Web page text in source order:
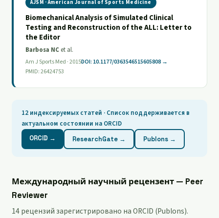
AJSM · American Journal of Sports Medicine
Biomechanical Analysis of Simulated Clinical
Testing and Reconstruction of the ALL: Letter to
the Editor
Barbosa NC et al.
Am J Sports Med · 2015DOI: 10.1177/0363546515605808 →
PMID: 26424753
12 индексируемых статей · Список поддерживается в
актуальном состоянии на ORCID
ORCID → ResearchGate → Publons →
Международный научный рецензент — Peer
Reviewer
14 рецензий зарегистрировано на ORCID (Publons).